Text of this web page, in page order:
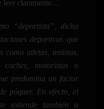
leer claramente…
“deportista”, dicha
deportivas que
como atletas, tenistas,
motoristas o
predomina un factor
póquer. En efecto, el
extiende también a